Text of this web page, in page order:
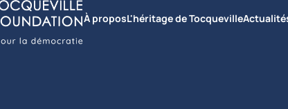
À proposL'héritage de Tocqueville